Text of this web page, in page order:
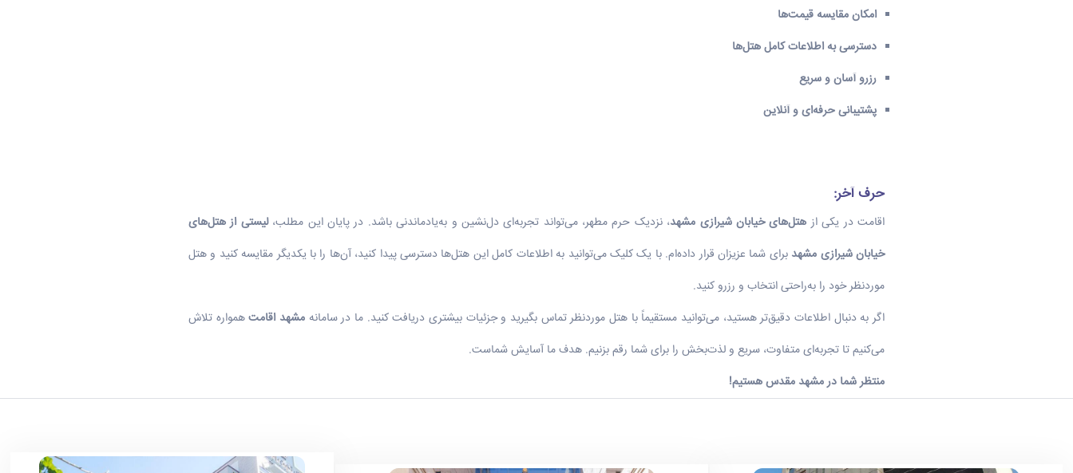
امکان مقایسه قیمت‌ها
دسترسی به اطلاعات کامل هتل‌ها
رزرو آسان و سریع
پشتیبانی حرفه‌ای و آنلاین
حرف آخر:
اقامت در یکی از هتل‌های خیابان شیرازی مشهد، نزدیک حرم مطهر، می‌تواند تجربه‌ای دل‌نشین و به‌یادماندنی باشد. در پایان این مطلب،لیستی از هتل‌های
خیابان شیرازی مشهد برای شما عزیزان قرار داده‌ام. با یک کلیک می‌توانید به اطلاعات کامل این هتل‌ها دسترسی پیدا کنید، آن‌ها را با یکدیگر مقایسه کنید و هتل
موردنظر خود را به‌راحتی انتخاب و رزرو کنید.
اگر به دنبال اطلاعات دقیق‌تر هستید، می‌توانید مستقیماً با هتل موردنظر تماس بگیرید و جزئیات بیشتری دریافت کنید. ما در سامانه مشهد اقامتهمواره تلاش
می‌کنیم تا تجربه‌ای متفاوت، سریع و لذت‌بخش را برای شما رقم بزنیم. هدف ما آسایش شماست.
منتظر شما در مشهد مقدس هستیم!